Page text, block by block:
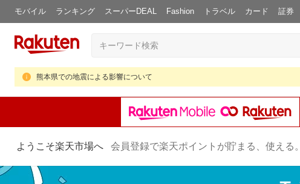
モバイル ランキング スーパーDEAL Fashion トラベル カード 証券
熊本県での地震による影響について
ようこそ楽天市場へ 会員登録で楽天ポイントが貯まる、使える。